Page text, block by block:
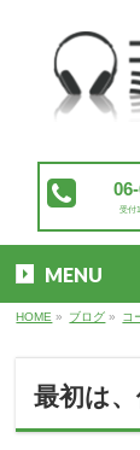
受付
MENU
HOME » ブログ » コ
最初は